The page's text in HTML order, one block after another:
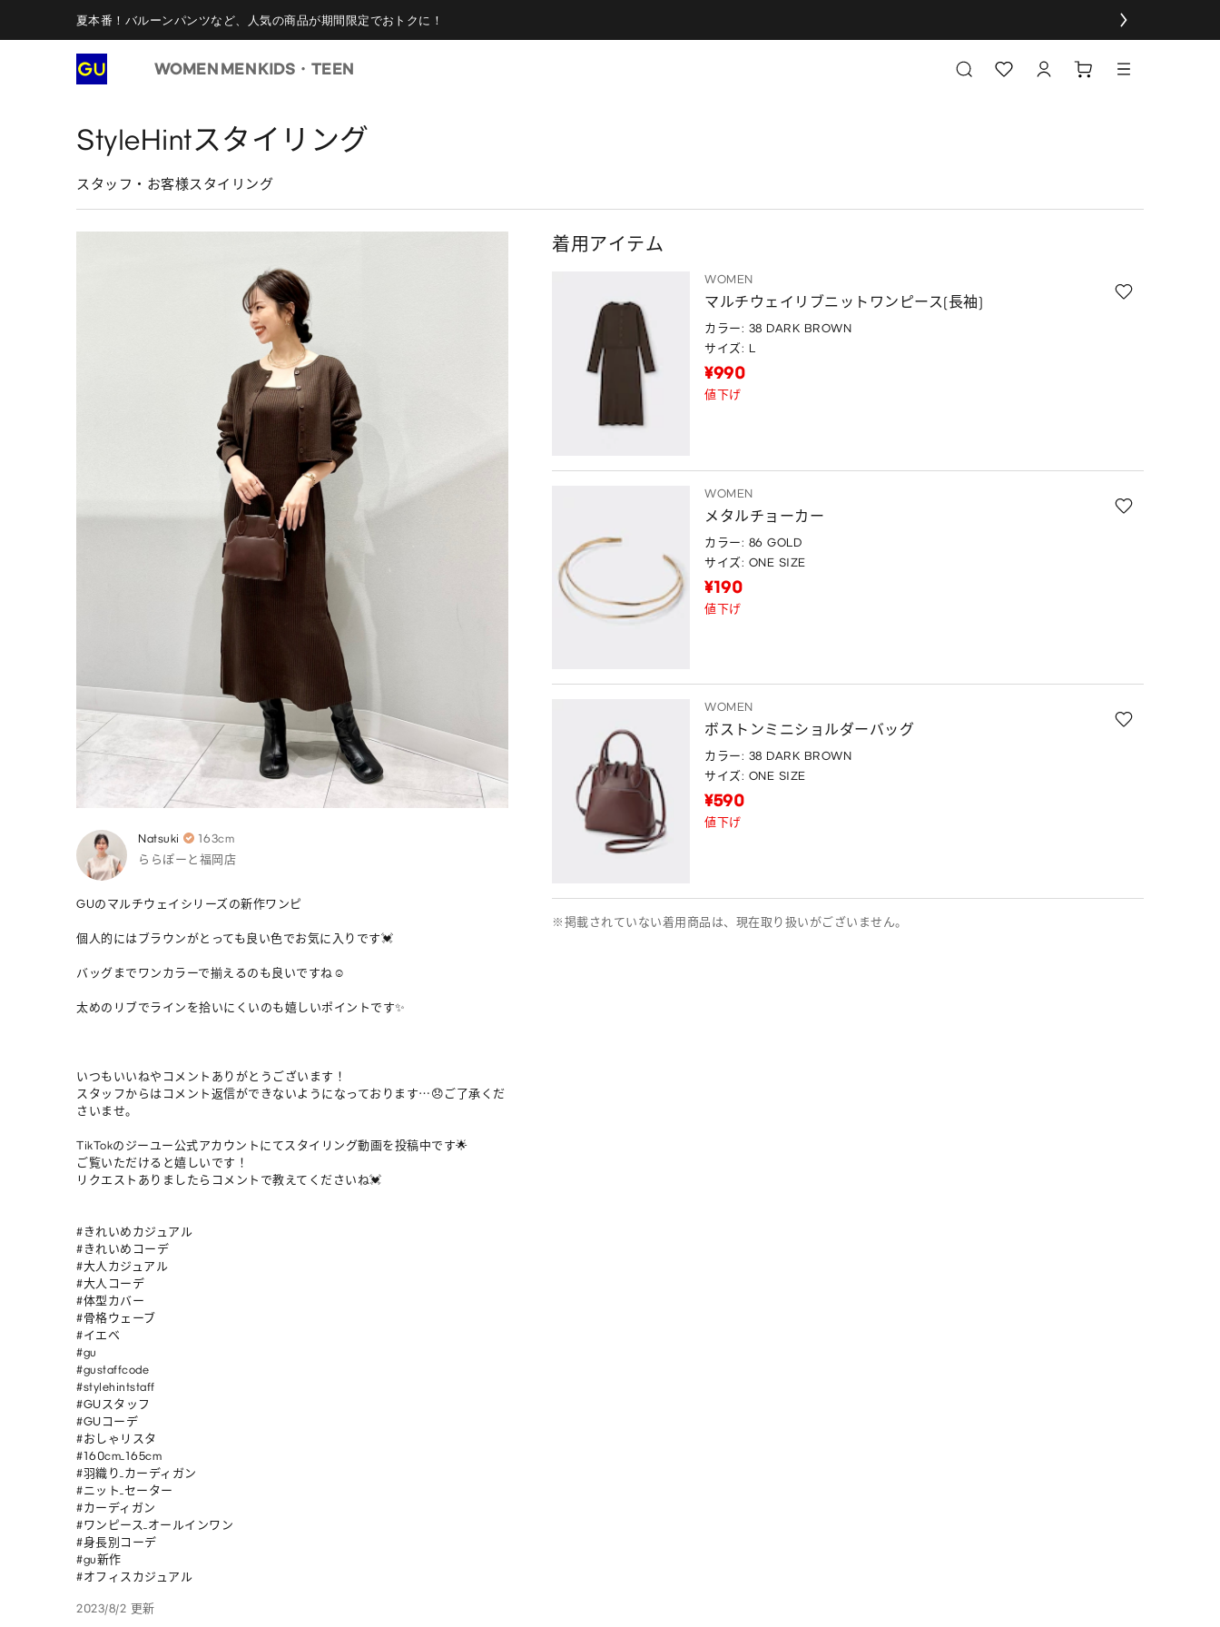
夏本番！バルーンパンツなど、人気の商品が期間限定でおトクに！
WOMEN MENKIDS・TEEN
StyleHintスタイリング
スタッフ・お客様スタイリング
Natsuki
163cm
ららぽーと福岡店
GUのマルチウェイシリーズの新作ワンピ
個人的にはブラウンがとっても良い色でお気に入りです💓
バッグまでワンカラーで揃えるのも良いですね☺️
太めのリブでラインを拾いにくいのも嬉しいポイントです✨
いつもいいねやコメントありがとうございます！
スタッフからはコメント返信ができないようになっております…😞ご了承くだ
さいませ。
TikTokのジーユー公式アカウントにてスタイリング動画を投稿中です🌟
ご覧いただけると嬉しいです！
リクエストありましたらコメントで教えてくださいね💓
#きれいめカジュアル
#きれいめコーデ
#大人カジュアル
#大人コーデ
#体型カバー
#骨格ウェーブ
#イエベ
#gu
#gustaffcode
#stylehintstaff
#GUスタッフ
#GUコーデ
#おしゃリスタ
#160cm_165cm
#羽織り_カーディガン
#ニット_セーター
#カーディガン
#ワンピース_オールインワン
#身長別コーデ
#gu新作
#オフィスカジュアル
2023/8/2 更新
着用アイテム
WOMEN
マルチウェイリブニットワンピース(長袖)
カラー: 38 DARK BROWN
サイズ: L
¥990
値下げ
WOMEN
メタルチョーカー
カラー: 86 GOLD
サイズ: ONE SIZE
¥190
値下げ
WOMEN
ボストンミニショルダーバッグ
カラー: 38 DARK BROWN
サイズ: ONE SIZE
¥590
値下げ
※掲載されていない着用商品は、現在取り扱いがございません。